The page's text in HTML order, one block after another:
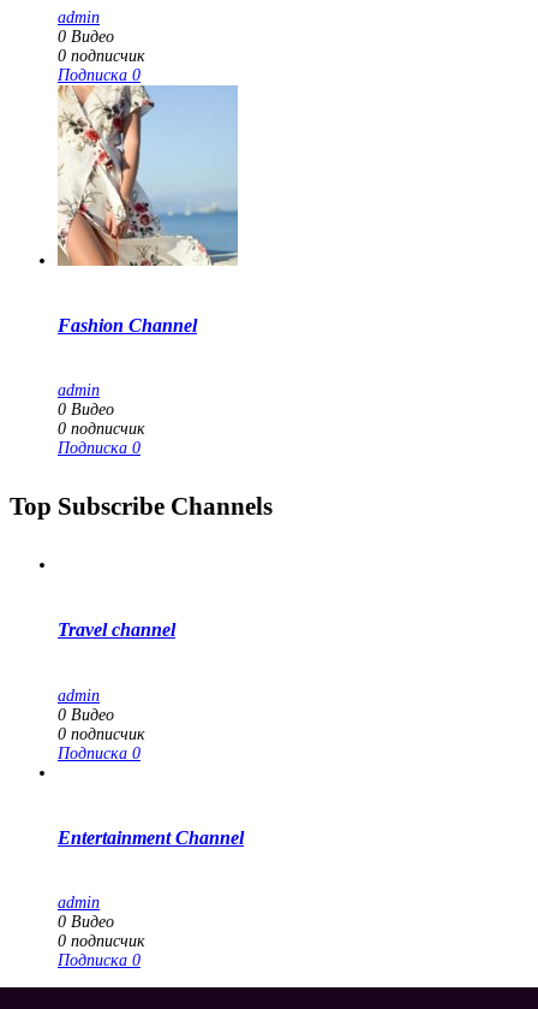
admin
0 Видео
0 подписчик
Подписка 0
Fashion Channel
admin
0 Видео
0 подписчик
Подписка 0
Top Subscribe Channels
Travel channel
admin
0 Видео
0 подписчик
Подписка 0
Entertainment Channel
admin
0 Видео
0 подписчик
Подписка 0